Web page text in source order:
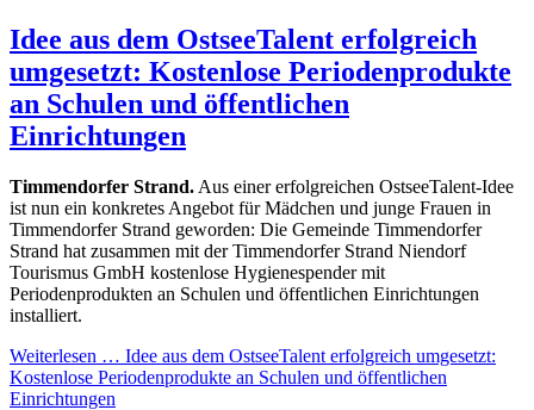
Idee aus dem OstseeTalent erfolgreich
umgesetzt: Kostenlose Periodenprodukte
an Schulen und öffentlichen
Einrichtungen
Timmendorfer Strand. Aus einer erfolgreichen OstseeTalent-Idee
ist nun ein konkretes Angebot für Mädchen und junge Frauen in
Timmendorfer Strand geworden: Die Gemeinde Timmendorfer
Strand hat zusammen mit der Timmendorfer Strand Niendorf
Tourismus GmbH kostenlose Hygienespender mit
Periodenprodukten an Schulen und öffentlichen Einrichtungen
installiert.
Weiterlesen … Idee aus dem OstseeTalent erfolgreich umgesetzt:
Kostenlose Periodenprodukte an Schulen und öffentlichen
Einrichtungen